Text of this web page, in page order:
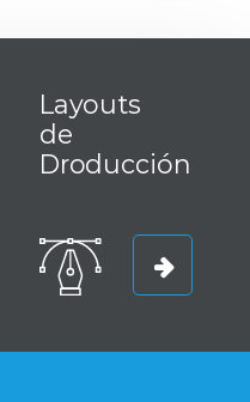
Layouts
de
Droducción